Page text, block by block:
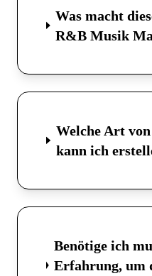
Was macht
R&B Musik
Welche Art
kann ich
Benötige ich
Erfahrung, um